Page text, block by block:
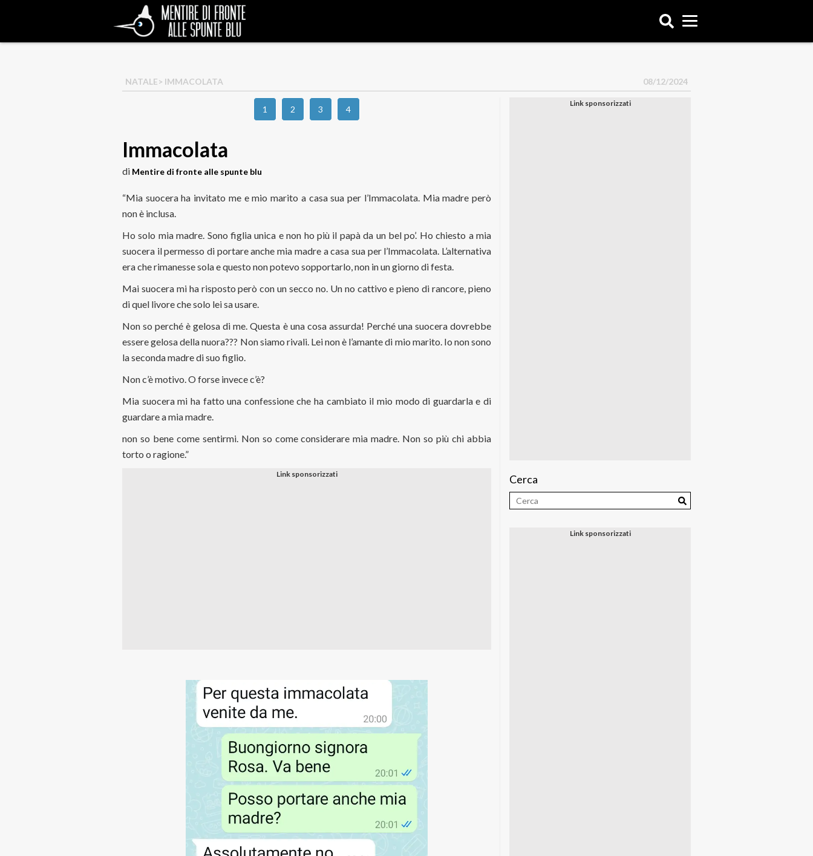
NATALE> IMMACOLATA 08/12/2024
1 2 3 4
Immacolata
di Mentire di fronte alle spunte blu
“Mia suocera ha invitato me e mio marito a casa sua per l’Immacolata. Mia madre però
non è inclusa.
Ho solo mia madre. Sono figlia unica e non ho più il papà da un bel po’. Ho chiesto a mia
suocera il permesso di portare anche mia madre a casa sua per l’Immacolata. L’alternativa
era che rimanesse sola e questo non potevo sopportarlo, non in un giorno di festa.
Mai suocera mi ha risposto però con un secco no. Un no cattivo e pieno di rancore, pieno
di quel livore che solo lei sa usare.
Non so perché è gelosa di me. Questa è una cosa assurda! Perché una suocera dovrebbe
essere gelosa della nuora??? Non siamo rivali. Lei non è l’amante di mio marito. Io non sono
la seconda madre di suo figlio.
Non c’è motivo. O forse invece c’è?
Mia suocera mi ha fatto una confessione che ha cambiato il mio modo di guardarla e di
guardare a mia madre.
non so bene come sentirmi. Non so come considerare mia madre. Non so più chi abbia
torto o ragione.”
Cerca